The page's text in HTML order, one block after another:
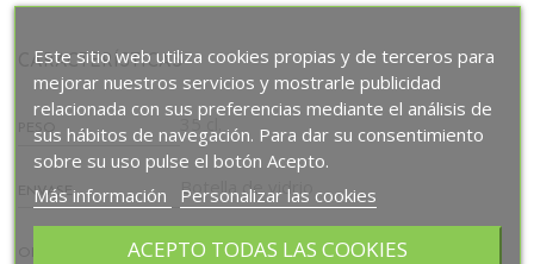
CARACTERÍSTICAS
35 cl.
ENVASE Botella de vidrio
Bélgica
Este sitio web utiliza cookies propias y de terceros para
mejorar nuestros servicios y mostrarle publicidad
relacionada con sus preferencias mediante el análisis de
sus hábitos de navegación. Para dar su consentimiento
sobre su uso pulse el botón Acepto.
Más información
Personalizar las cookies
ACEPTO TODAS LAS COOKIES